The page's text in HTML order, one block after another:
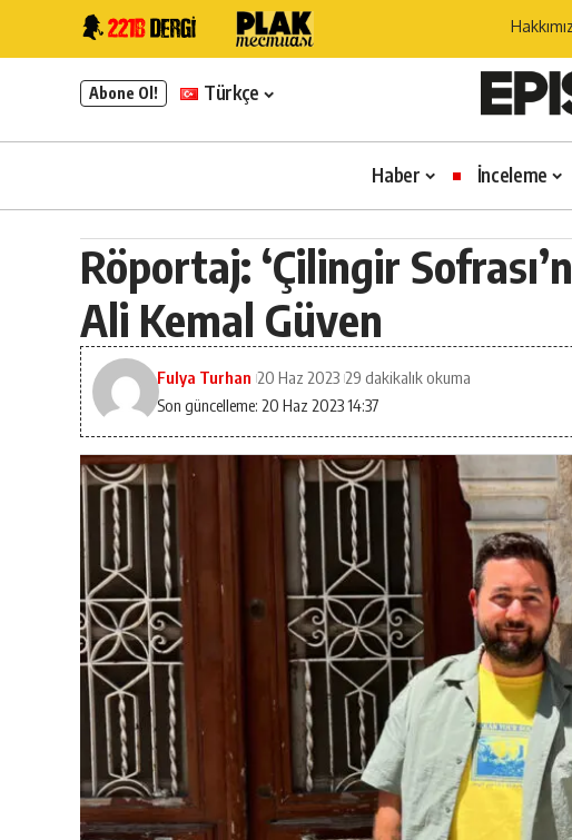
Abone Ol! Türkçe
Haber İnceleme
Röportaj: ‘Çilingir
Ali Kemal Güven
Son güncelleme: 20 Haz 2023 14:37
Fulya Turhan 20 Haz 2023 29 dakikalık okuma